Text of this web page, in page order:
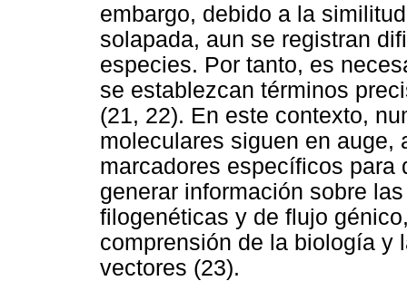
embargo, debido a la
solapada, aun se registran
especies. Por tanto, es
se establezcan términos
(21, 22). En este contexto,
moleculares siguen en auge,
marcadores específicos
generar información sobre
filogenéticas y de flujo
comprensión de la biología y
vectores (23).